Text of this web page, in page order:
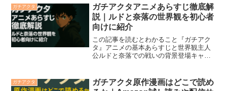
トル描写の魅力『炎炎ノ消防隊』『チェ
ンソーマン』との比較ポ...
ガチアクタ
ガチアクタアニメあらすじ徹底解
説｜ルドと奈落の世界観を初心者
向けに紹介
この記事を読むとわかること『ガチアク
タ』アニメの基本あらすじと世界観主人
公ルドと奈落での戦いの背景登場キャラ
歌の詳細と魅力放送局・配信サービスで
の視聴方法作品が高評価...
ガチアクタ
ガチアクタ原作漫画はどこで読め